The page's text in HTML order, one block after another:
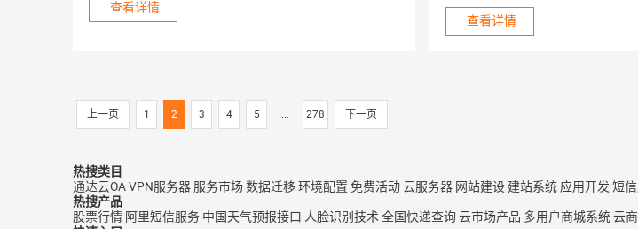
查看详情
查看详情
上一页 1 2 3 4 5 ... 278 下一页
热搜类目
通达云OAVPN服务器 服务市场数据迁移环境配置 免费活动云服务器 网站建设 建站系统 应用开发 短
热搜产品
股票行情 阿里短信服务 中国天气预报接口 人脸识别技术 全国快递查询云市场产品 多用户商城系统云